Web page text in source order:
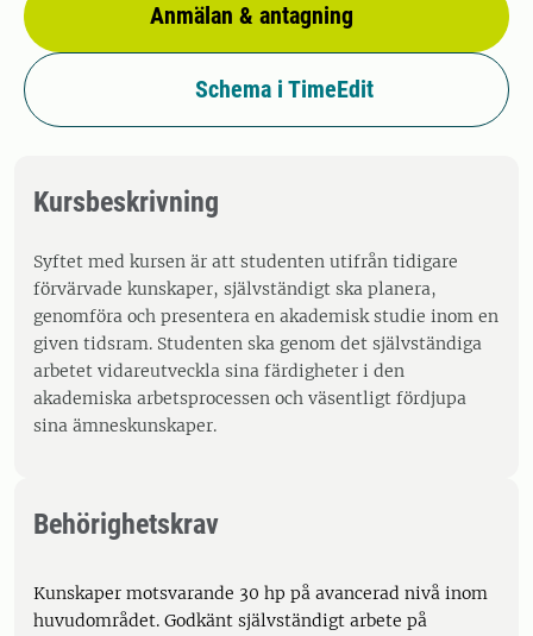
Anmälan & antagning
Schema i TimeEdit
Kursbeskrivning
Syftet med kursen är att studenten utifrån tidigare
förvärvade kunskaper, självständigt ska planera,
genomföra och presentera en akademisk studie inom en
given tidsram. Studenten ska genom det självständiga
arbetet vidareutveckla sina färdigheter i den
akademiska arbetsprocessen och väsentligt fördjupa
sina ämneskunskaper.
Behörighetskrav
Kunskaper motsvarande 30 hp på avancerad nivå inom
huvudområdet. Godkänt självständigt arbete på